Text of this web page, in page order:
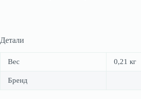
Детали
Вес 0,21 кг
Бренд